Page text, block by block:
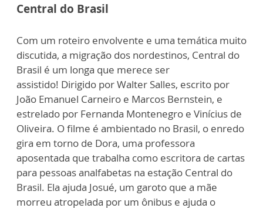
Central do Brasil
Com um roteiro envolvente e uma temática muito
discutida, a migração dos nordestinos, Central do
Brasil é um longa que merece ser
assistido! Dirigido por Walter Salles, escrito por
João Emanuel Carneiro e Marcos Bernstein, e
estrelado por Fernanda Montenegro e Vinícius de
Oliveira. O filme é ambientado no Brasil, o enredo
gira em torno de Dora, uma professora
aposentada que trabalha como escritora de cartas
para pessoas analfabetas na estação Central do
Brasil. Ela ajuda Josué, um garoto que a mãe
morreu atropelada por um ônibus e ajuda o